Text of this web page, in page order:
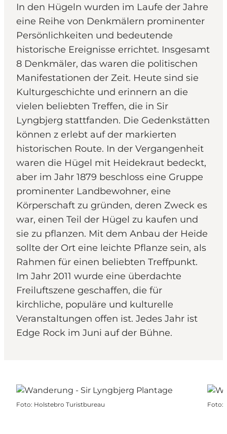
In den Hügeln wurden im Laufe der Jahre
eine Reihe von Denkmälern prominenter
Persönlichkeiten und bedeutende
historische Ereignisse errichtet. Insgesamt
8 Denkmäler, das waren die politischen
Manifestationen der Zeit. Heute sind sie
Kulturgeschichte und erinnern an die
vielen beliebten Treffen, die in Sir
Lyngbjerg stattfanden. Die Gedenkstätten
können z erlebt auf der markierten
historischen Route. In der Vergangenheit
waren die Hügel mit Heidekraut bedeckt,
aber im Jahr 1879 beschloss eine Gruppe
prominenter Landbewohner, eine
Körperschaft zu gründen, deren Zweck es
war, einen Teil der Hügel zu kaufen und
sie zu pflanzen. Mit dem Anbau der Heide
sollte der Ort eine leichte Pflanze sein, als
Rahmen für einen beliebten Treffpunkt.
Im Jahr 2011 wurde eine überdachte
Freiluftszene geschaffen, die für
kirchliche, populäre und kulturelle
Veranstaltungen offen ist. Jedes Jahr ist
Edge Rock im Juni auf der Bühne.
Foto: Holstebro Turistbureau Foto: